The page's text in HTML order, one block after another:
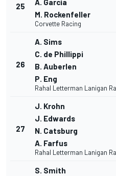
25
A. Garcia
M. Rockenfeller
Corvette Racing
26
A. Sims
C. de Phillippi
B. Auberlen
P. Eng
Rahal Letterman Lanigan
27
J. Krohn
J. Edwards
N. Catsburg
A. Farfus
Rahal Letterman Lanigan
S. Smith